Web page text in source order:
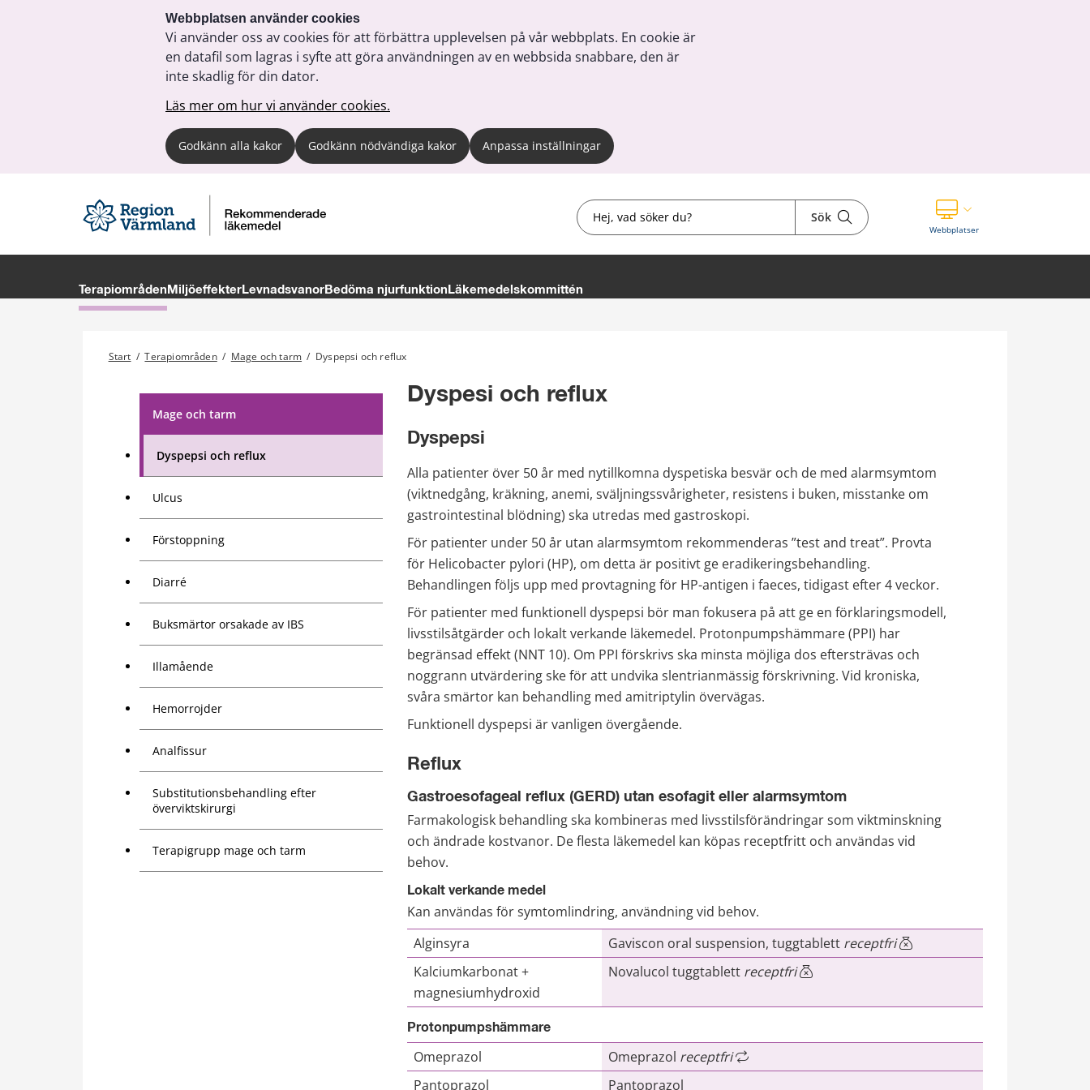
Webbplatsen använder cookies
Vi använder oss av cookies för att förbättra upplevelsen på vår webbplats. En cookie är
en datafil som lagras i syfte att göra användningen av en webbsida snabbare, den är
inte skadlig för din dator.
Läs mer om hur vi använder cookies.
Godkänn alla kakor Godkänn nödvändiga kakor Anpassa inställningar
Sök Sök
WebbplatserVisa våra andra webbplatser
Terapiområden MiljöeffekterLevnadsvanorBedöma njurfunktion Läkemedelskommittén
Start / Terapiområden / Mage och tarm / Dyspepsi och reflux
Mage och tarm
Dyspepsi och reflux
Ulcus
Förstoppning
Diarré
Buksmärtor orsakade av IBS
Illamående
Hemorrojder
Analfissur
Substitutionsbehandling efter
överviktskirurgi
Terapigrupp mage och tarm
Dyspesi och reflux
Dyspepsi
Alla patienter över 50 år med nytillkomna dyspetiska besvär och de med alarmsymtom
(viktnedgång, kräkning, anemi, sväljningssvårigheter, resistens i buken, misstanke om
gastrointestinal blödning) ska utredas med gastroskopi.
För patienter under 50 år utan alarmsymtom rekommenderas ”test and treat”. Provta
för Helicobacter pylori (HP), om detta är positivt ge eradikeringsbehandling.
Behandlingen följs upp med provtagning för HP-antigen i faeces, tidigast efter 4 veckor.
För patienter med funktionell dyspepsi bör man fokusera på att ge en förklaringsmodell,
livsstilsåtgärder och lokalt verkande läkemedel. Protonpumpshämmare (PPI) har
begränsad effekt (NNT 10). Om PPI förskrivs ska minsta möjliga dos eftersträvas och
noggrann utvärdering ske för att undvika slentrianmässig förskrivning. Vid kroniska,
svåra smärtor kan behandling med amitriptylin övervägas.
Funktionell dyspepsi är vanligen övergående.
Reflux
Gastroesofageal reflux (GERD) utan esofagit eller alarmsymtom
Farmakologisk behandling ska kombineras med livsstilsförändringar som viktminskning
och ändrade kostvanor. De flesta läkemedel kan köpas receptfritt och användas vid
behov.
Lokalt verkande medel
Kan användas för symtomlindring, användning vid behov.
Alginsyra
Gaviscon oral suspension, tuggtablett receptfri
Kalciumkarbonat +
magnesiumhydroxid
Novalucol tuggtablett receptfri
Protonpumpshämmare
Omeprazol Omeprazol receptfri
Pantoprazol
Pantoprazol